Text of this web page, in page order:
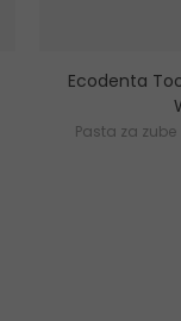
Ecodenta
Pasta za